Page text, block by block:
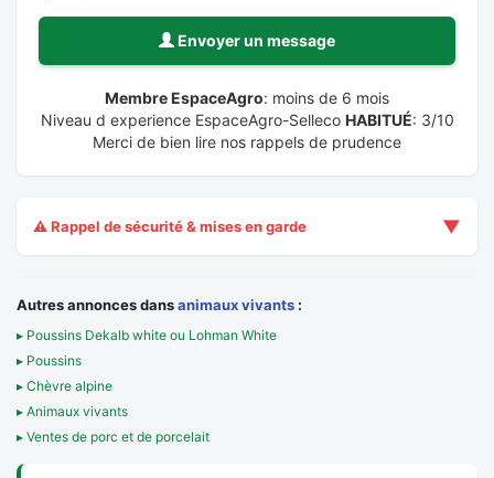
Envoyer un message
Membre EspaceAgro: moins de 6 mois
Niveau d experience EspaceAgro-Selleco HABITUÉ: 3/10
Merci de bien lire nos rappels de prudence
⚠️ Rappel de sécurité & mises en garde ▼
Autres annonces dansanimaux vivants :
▸ Poussins Dekalb white ou Lohman White
▸ Poussins
▸ Chèvre alpine
▸ Animaux vivants
▸ Ventes de porc et de porcelait